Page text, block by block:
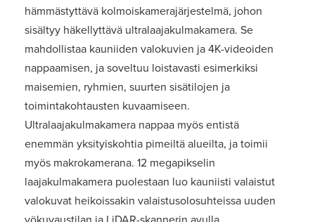
hämmästyttävä kolmoiskamerajärjestelmä, johon
sisältyy häkellyttävä ultralaajakulmakamera. Se
mahdollistaa kauniiden valokuvien ja 4K-videoiden
nappaamisen, ja soveltuu loistavasti esimerkiksi
maisemien, ryhmien, suurten sisätilojen ja
toimintakohtausten kuvaamiseen.
Ultralaajakulmakamera nappaa myös entistä
enemmän yksityiskohtia pimeiltä alueilta, ja toimii
myös makrokamerana. 12 megapikselin
laajakulmakamera puolestaan luo kauniisti valaistut
valokuvat heikoissakin valaistusolosuhteissa uuden